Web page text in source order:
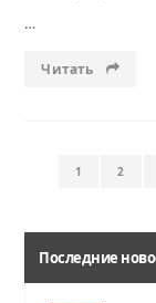
…
Читать
1 2
Последние